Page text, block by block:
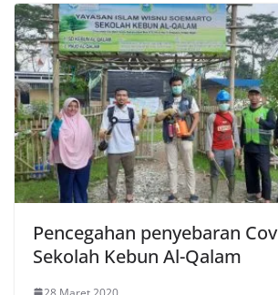
Pencegahan penyebaran
Sekolah Kebun Al-Qalam